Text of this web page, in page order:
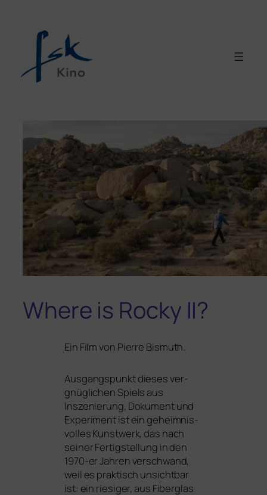
Where is Rocky II?
Ein Film von Pierre Bismuth.
Ausgangspunkt die­ses ver­
gnüg­li­chen Spiels aus
Inszenierung, Dokument und
Experiment ist ein geheim­nis­
vol­les Kunstwerk, das nach
sei­ner Fertigstellung in den
1970-er Jahren ver­schwand,
weil es prak­tisch unsicht­bar
ist: ein rie­si­ger, aus Fiberglas